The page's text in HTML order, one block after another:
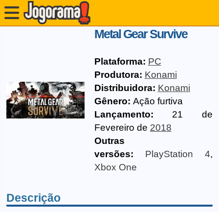
Metal Gear Survive
Plataforma: PC
Produtora: Konami
Distribuidora: Konami
Gênero: Ação furtiva
Lançamento: 21 de
Fevereiro de 2018
Outras
versões:
PlayStation 4,
Xbox One
Descrição